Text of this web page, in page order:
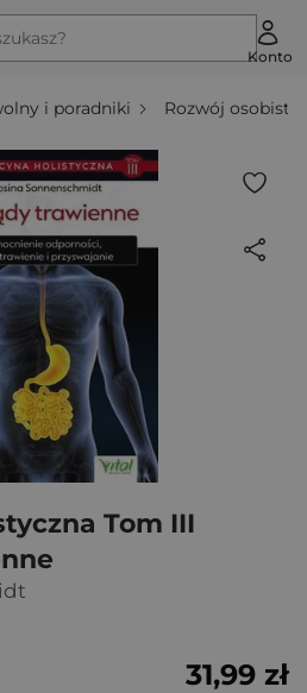
Konto
i poradniki Rozwój osobisty
Tom III
31,99 zł